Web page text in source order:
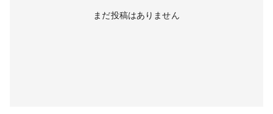
まだ投稿はありません